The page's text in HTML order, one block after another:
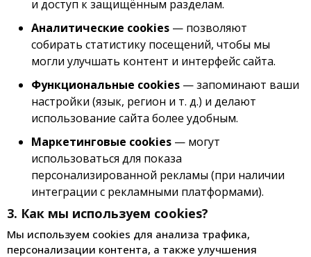
и доступ к защищённым разделам.
Аналитические cookies — позволяют
собирать статистику посещений, чтобы мы
могли улучшать контент и интерфейс сайта.
Функциональные cookies — запоминают ваши
настройки (язык, регион и т. д.) и делают
использование сайта более удобным.
Маркетинговые cookies — могут
использоваться для показа
персонализированной рекламы (при наличии
интеграции с рекламными платформами).
3. Как мы используем cookies?
Мы используем cookies для анализа трафика,
персонализации контента, а также улучшения